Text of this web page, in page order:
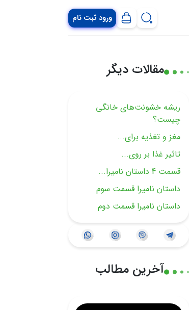
ورود ثبت نام
مقالات دیگر
ریشه خشونت‌های خانگی
چیست؟
مغز و تغذیه برای...
تاثیر غذا بر روی...
قسمت 4 داستان نامیرا...
داستان نامیرا قسمت سوم
داستان نامیرا قسمت دوم
آخرین مطالب